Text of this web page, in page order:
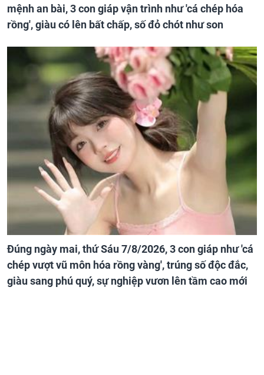
mệnh an bài, 3 con giáp vận trình như 'cá chép hóa
rồng', giàu có lên bất chấp, số đỏ chót như son
Đúng ngày mai, thứ Sáu 7/8/2026, 3 con giáp như 'cá
chép vượt vũ môn hóa rồng vàng', trúng số độc đắc,
giàu sang phú quý, sự nghiệp vươn lên tầm cao mới